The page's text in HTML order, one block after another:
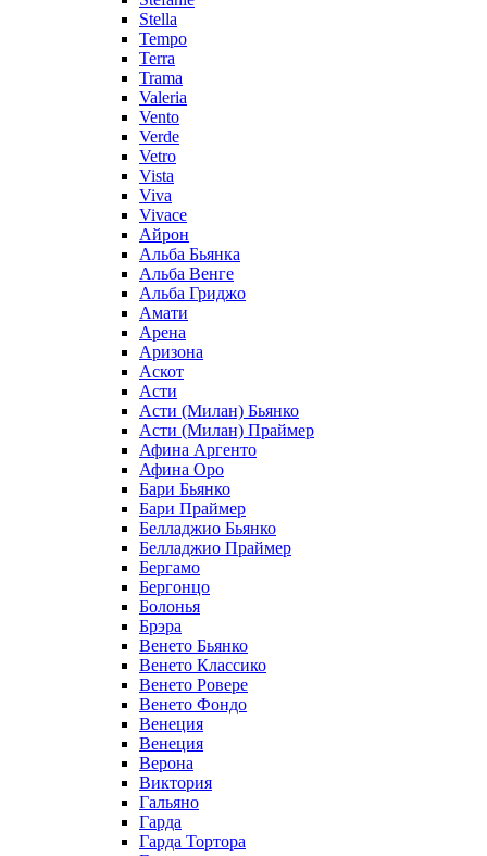
Stella
Tempo
Terra
Trama
Valeria
Vento
Verde
Vetro
Vista
Viva
Vivace
Айрон
Альба Бьянка
Альба Венге
Альба Гриджо
Амати
Арена
Аризона
Аскот
Асти
Асти (Милан) Бьянко
Асти (Милан) Праймер
Афина Аргенто
Афина Оро
Бари Бьянко
Бари Праймер
Белладжио Бьянко
Белладжио Праймер
Бергамо
Бергонцо
Болонья
Брэра
Венето Бьянко
Венето Классико
Венето Ровере
Венето Фондо
Венеция
Венеция
Верона
Виктория
Гальяно
Гарда
Гарда Тортора